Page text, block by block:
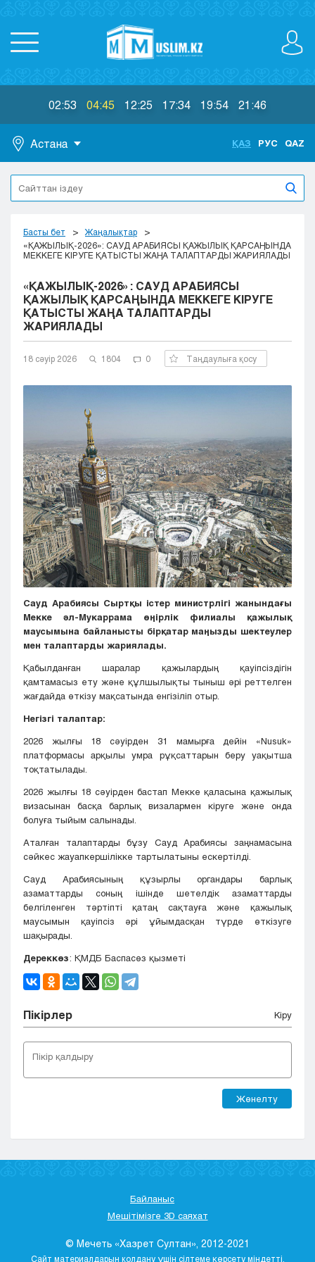
02:53 04:45 12:25 17:34 19:54 21:46
Астана
Астана
Алматы
Актобе
Атырау
Жезказган
Кокшетау
Костанай
Кызылорда
Петропавловск
Уральск
Усть-Каменогорск
Шымкент
ҚАЗ РУС QAZ
Басты бет
Жаңалықтар
«ҚАЖЫЛЫҚ-2026»: САУД АРАБИЯСЫ ҚАЖЫЛЫҚ ҚАРСАҢЫНДА
МЕККЕГЕ КІРУГЕ ҚАТЫСТЫ ЖАҢА ТАЛАПТАРДЫ ЖАРИЯЛАДЫ
«ҚАЖЫЛЫҚ-2026»: САУД АРАБИЯСЫ
ҚАЖЫЛЫҚ ҚАРСАҢЫНДА МЕККЕГЕ КІРУГЕ
ҚАТЫСТЫ ЖАҢА ТАЛАПТАРДЫ
ЖАРИЯЛАДЫ
18 сәуір 2026 1804 0 Таңдаулыға қосу
Сауд Арабиясы Сыртқы істер министрлігі жанындағы
Мекке әл-Мукаррама өңірлік филиалы қажылық
маусымына байланысты бірқатар маңызды шектеулер
мен талаптарды жариялады.
Қабылданған шаралар қажылардың қауіпсіздігін
қамтамасыз ету және құлшылықты тыныш әрі реттелген
жағдайда өткізу мақсатында енгізіліп отыр.
Негізгі талаптар:
2026 жылғы 18 сәуірден 31 мамырға дейін «Nusuk»
платформасы арқылы умра рұқсаттарын беру уақытша
тоқтатылады.
2026 жылғы 18 сәуірден бастап Мекке қаласына қажылық
визасынан басқа барлық визалармен кіруге және онда
болуға тыйым салынады.
Аталған талаптарды бұзу Сауд Арабиясы заңнамасына
сәйкес жауапкершілікке тартылатыны ескертілді.
Сауд Арабиясының құзырлы органдары барлық
азаматтарды соның ішінде шетелдік азаматтарды
белгіленген тәртіпті қатаң сақтауға және қажылық
маусымын қауіпсіз әрі ұйымдасқан түрде өткізуге
шақырады.
Дереккөз: ҚМДБ Баспасөз қызметі
Пікірлер Кіру
Жөнелту
Байланыс
Мешітімізге 3D саяхат
© Мечеть «Хазрет Султан», 2012-2021
Сайт материалдарын қолдану үшін сілтеме көрсету міндетті.